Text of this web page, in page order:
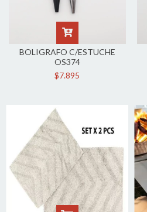
BOLIGRAFO C/ESTUCHE
OS374
$7.895